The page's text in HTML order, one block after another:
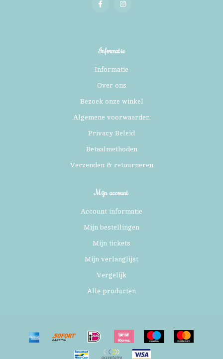
Informatie
Informatie
Over ons
Bezoek onze winkel
Algemene voorwaarden
Privacy Beleid
Betaalmethoden
Verzenden & retourneren
Mijn account
Account informatie
Mijn bestellingen
Mijn tickets
Mijn verlanglijst
Vergelijk
Alle producten